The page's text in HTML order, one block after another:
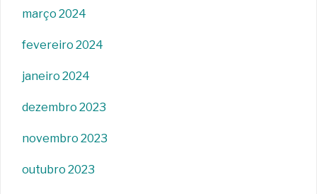
março 2024
fevereiro 2024
janeiro 2024
dezembro 2023
novembro 2023
outubro 2023